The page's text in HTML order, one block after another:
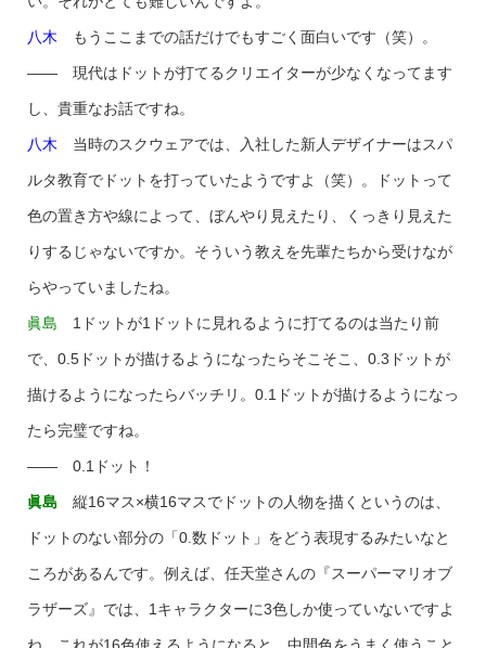
八木 もうここまでの話だけでもすごく面白いです（笑）。
―― 現代はドットが打てるクリエイターが少なくなってます
し、貴重なお話ですね。
八木 当時のスクウェアでは、入社した新人デザイナーはスパ
ルタ教育でドットを打っていたようですよ（笑）。ドットって
色の置き方や線によって、ぼんやり見えたり、くっきり見えた
りするじゃないですか。そういう教えを先輩たちから受けなが
らやっていましたね。
眞島 1ドットが1ドットに見れるように打てるのは当たり前
で、0.5ドットが描けるようになったらそこそこ、0.3ドットが
描けるようになったらバッチリ。0.1ドットが描けるようになっ
たら完璧ですね。
―― 0.1ドット！
眞島 縦16マス×横16マスでドットの人物を描くというのは、
ドットのない部分の「0.数ドット」をどう表現するみたいなと
ころがあるんです。例えば、任天堂さんの『スーパーマリオブ
ラザーズ』では、1キャラクターに3色しか使っていないですよ